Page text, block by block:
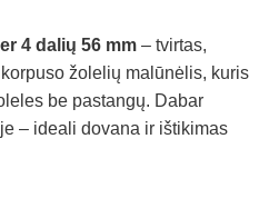
4 dalių 56 mm – tvirtas,
žolelių malūnėlis, kuris
be pastangų. Dabar
– ideali dovana ir ištikimas